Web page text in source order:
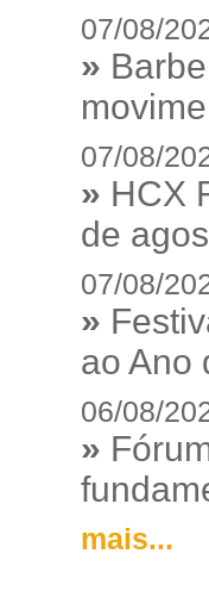
07/08/
»
07/08/
» HCX
de
07/08/
»
ao Ano
06/08/
»
mais...